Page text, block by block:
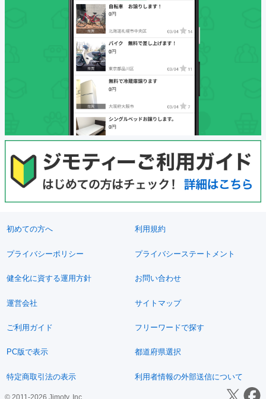
初めての方へ 利用規約
プライバシーポリシー プライバシーステートメント
健全化に資する運用方針 お問い合わせ
運営会社 サイトマップ
ご利用ガイド フリーワードで探す
PC版で表示 都道府県選択
特定商取引法の表示 利用者情報の外部送信について
© 2011-2026 Jimoty, Inc.